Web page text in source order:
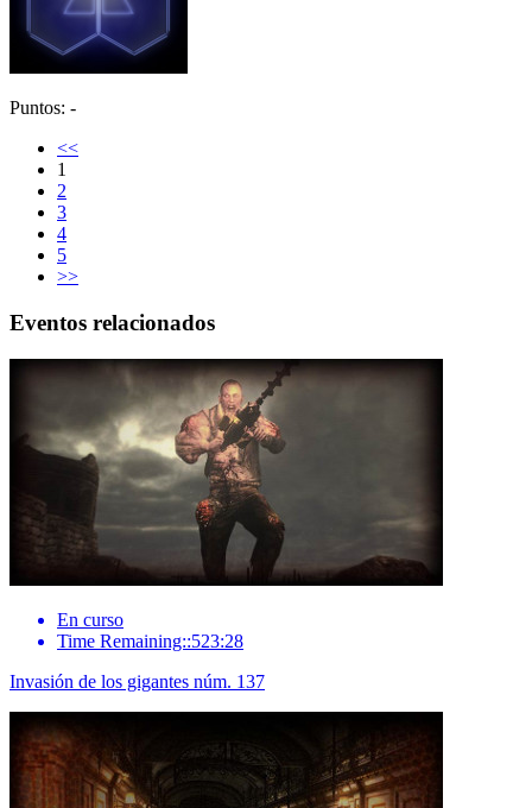
Puntos: -
<<
1
2
3
4
5
>>
Eventos relacionados
En curso
Time Remaining::523:28
Invasión de los gigantes núm. 137